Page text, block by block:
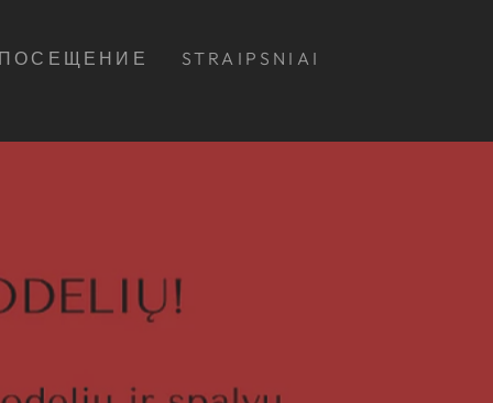
STRAIPSNIAI